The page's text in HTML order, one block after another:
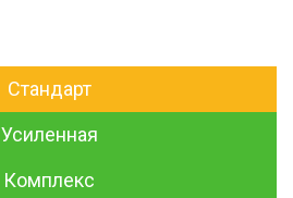
Стандарт
Усиленная
Комплекс